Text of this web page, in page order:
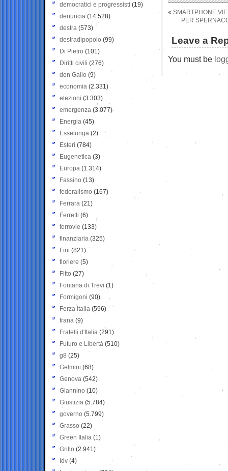
« SMARTPHONE
PER
Leave a
You must be
democratici e progressisti (19)
denuncia (14.528)
destra (573)
destradipopolo (99)
Di Pietro (101)
Diritti civili (276)
don Gallo (9)
economia (2.331)
elezioni (3.303)
emergenza (3.077)
Energia (45)
Esselunga (2)
Esteri (784)
Eugenetica (3)
Europa (1.314)
Fassino (13)
federalismo (167)
Ferrara (21)
Ferretti (6)
ferrovie (133)
finanziaria (325)
Fini (821)
fioriere (5)
Fitto (27)
Fontana di Trevi (1)
Formigoni (90)
Forza Italia (596)
frana (9)
Fratelli d'Italia (291)
Futuro e Libertà (510)
g8 (25)
Gelmini (68)
Genova (542)
Giannino (10)
Giustizia (5.784)
governo (5.799)
Grasso (22)
Green Italia (1)
Grillo (2.941)
Idv (4)